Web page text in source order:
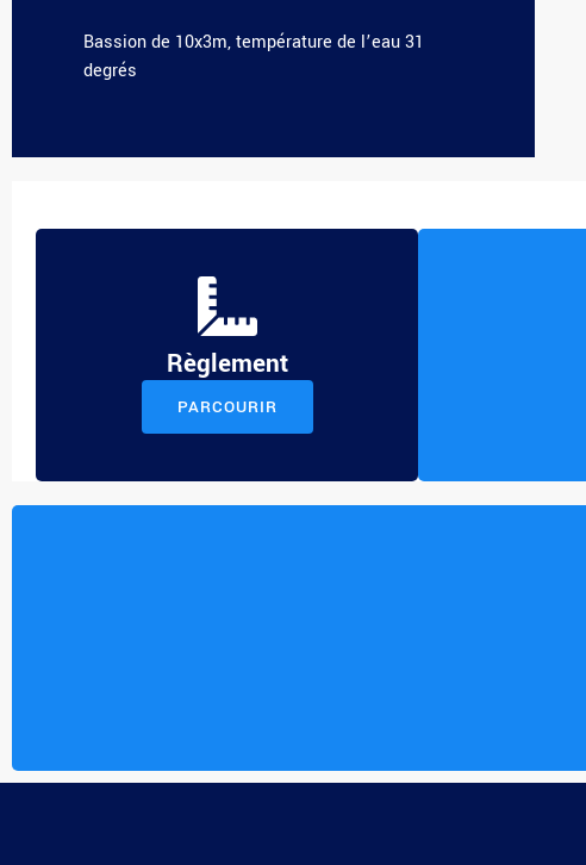
Bassion de 10x3m, température de l’eau 31
degrés
Règlement
PARCOURIR